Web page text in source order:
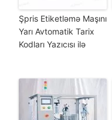
Şpris Etiketləmə Maşını
Yarı Avtomatik Tarix
Kodları Yazıcısı ilə